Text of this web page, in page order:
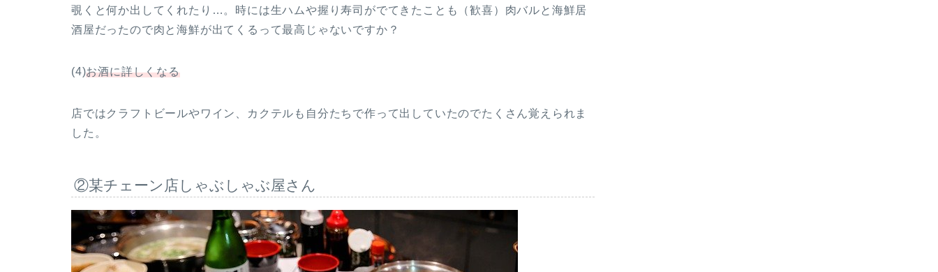
覗くと何か出してくれたり…。時には生ハムや握り寿司がでてきたことも（歓喜）肉バルと海鮮居
酒屋だったので肉と海鮮が出てくるって最高じゃないですか？
(4)お酒に詳しくなる
店ではクラフトビールやワイン、カクテルも自分たちで作って出していたのでたくさん覚えられま
した。
②某チェーン店しゃぶしゃぶ屋さん